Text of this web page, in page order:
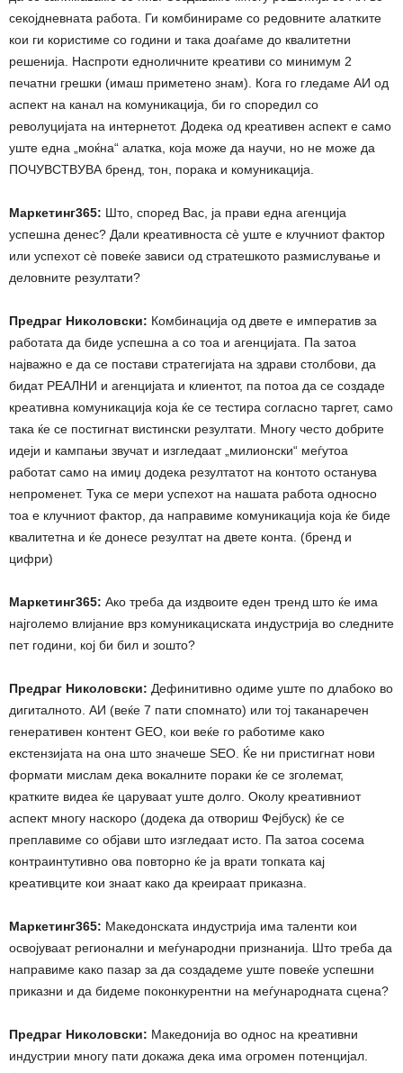
секојдневната работа. Ги комбинираме со редовните алатките
кои ги користиме со години и така доаѓаме до квалитетни
решенија. Наспроти едноличните креативи со минимум 2
печатни грешки (имаш приметено знам). Кога го гледаме АИ од
аспект на канал на комуникација, би го споредил со
револуцијата на интернетот. Додека од креативен аспект е само
уште една „моќна“ алатка, која може да научи, но не може да
ПОЧУВСТВУВА бренд, тон, порака и комуникација.
Маркетинг365: Што, според Вас, ја прави една агенција
успешна денес? Дали креативноста сè уште е клучниот фактор
или успехот сè повеќе зависи од стратешкото размислување и
деловните резултати?
Предраг Николовски: Комбинација од двете е императив за
работата да биде успешна а со тоа и агенцијата. Па затоа
најважно е да се постави стратегијата на здрави столбови, да
бидат РЕАЛНИ и агенцијата и клиентот, па потоа да се создаде
креативна комуникација која ќе се тестира согласно таргет, само
така ќе се постигнат вистински резултати. Многу често добрите
идеји и кампањи звучат и изгледаат „милионски“ меѓутоа
работат само на имиџ додека резултатот на контото останува
непроменет. Тука се мери успехот на нашата работа односно
тоа е клучниот фактор, да направиме комуникација која ќе биде
квалитетна и ќе донесе резултат на двете конта. (бренд и
цифри)
Маркетинг365: Ако треба да издвоите еден тренд што ќе има
најголемо влијание врз комуникациската индустрија во следните
пет години, кој би бил и зошто?
Предраг Николовски: Дефинитивно одиме уште по длабоко во
дигиталното. АИ (веќе 7 пати спомнато) или тој таканаречен
генеративен контент GEO, кои веќе го работиме како
екстензијата на она што значеше SEO. Ќе ни пристигнат нови
формати мислам дека вокалните пораки ќе се зголемат,
кратките видеа ќе царуваат уште долго. Околу креативниот
аспект многу наскоро (додека да отвориш Фејбуск) ќе се
преплавиме со објави што изгледаат исто. Па затоа сосема
контраинтутивно ова повторно ќе ја врати топката кај
креативците кои знаат како да креираат приказна.
Маркетинг365: Македонската индустрија има таленти кои
освојуваат регионални и меѓународни признанија. Што треба да
направиме како пазар за да создадеме уште повеќе успешни
приказни и да бидеме поконкурентни на меѓународната сцена?
Предраг Николовски: Македонија во однос на креативни
индустрии многу пати докажа дека има огромен потенцијал.